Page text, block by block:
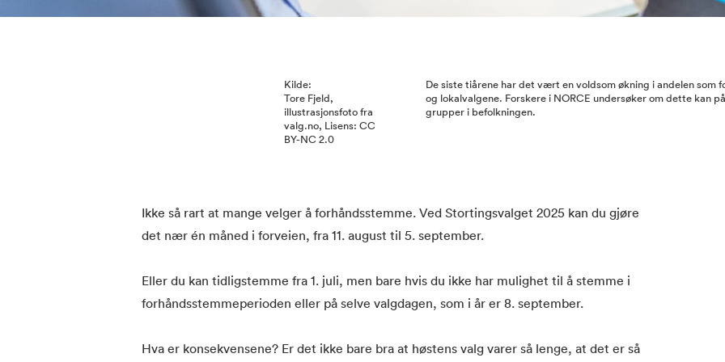
Kilde:
Tore Fjeld,
illustrasjonsfoto fra
valg.no, Lisens: CC
BY-NC 2.0
De siste tiårene har det vært en voldsom økning i andelen
og lokalvalgene. Forskere i NORCE undersøker om dette kan
grupper i befolkningen.
Ikke så rart at mange velger å forhåndsstemme. Ved Stortingsvalget 2025 kan du gjøre
det nær én måned i forveien, fra 11. august til 5. september.
Eller du kan tidligstemme fra 1. juli, men bare hvis du ikke har mulighet til å stemme i
forhåndsstemmeperioden eller på selve valgdagen, som i år er 8. september.
Hva er konsekvensene? Er det ikke bare bra at høstens valg varer så lenge, at det er så